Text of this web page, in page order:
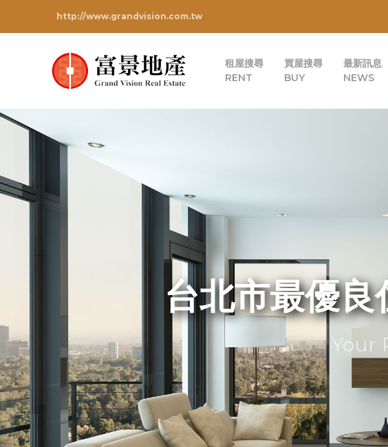
http://www.grandvision.com.tw
租屋搜尋
RENT
買屋搜尋
BUY
最新訊息
NEWS
台北市最優
Your